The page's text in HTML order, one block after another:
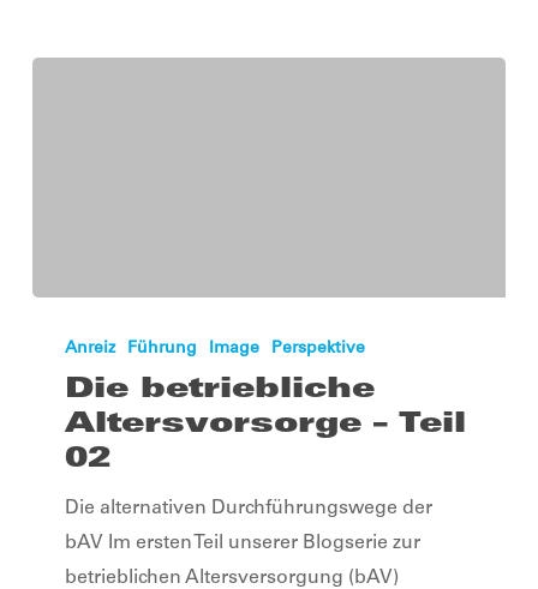
betriebliche
Altersvorsorge
Anreiz Führung Image Perspektive
Die betriebliche
Altersvorsorge – Teil
02
Die alternativen Durchführungswege der
bAV Im ersten Teil unserer Blogserie zur
betrieblichen Altersversorgung (bAV)